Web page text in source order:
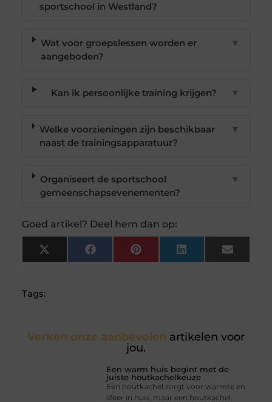
sportschool in Westland?
Wat voor groepslessen worden er
aangeboden?
▼
Kan ik persoonlijke training krijgen? ▼
Welke voorzieningen zijn beschikbaar
naast de trainingsapparatuur?
▼
Organiseert de sportschool
gemeenschapsevenementen?
▼
Goed artikel? Deel hem dan op:
X
(Twitter)
FacebookPinterest LinkedIn Email
Tags:
Verken onze aanbevolen artikelen voor
jou.
Een warm huis begint met de
juiste houtkachelkeuze
Een houtkachel zorgt voor warmte en
sfeer in huis, maar een houtkachel